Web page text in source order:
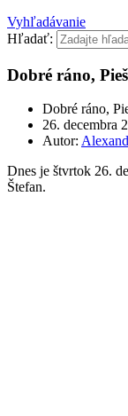
Vyhľadávanie
Hľadať:
Dobré ráno,
Dobré ráno,
26. decembra
Autor:
Dnes je štvrtok 26.
Štefan.